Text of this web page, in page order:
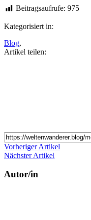
Beitragsaufrufe: 975
Kategorisiert in:
Blog,
Artikel teilen:
Vorheriger Artikel
Nächster Artikel
Autor/in